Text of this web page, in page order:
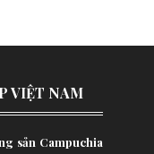
VIỆT NAM
sản Campuchia